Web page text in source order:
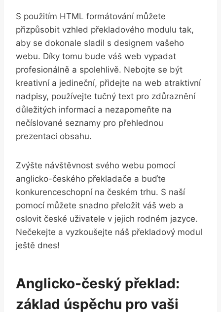
S použitím HTML formátování můžete
přizpůsobit vzhled překladového modulu tak,
aby se dokonale sladil s designem vašeho
webu. Díky tomu bude váš web vypadat
profesionálně a spolehlivě. Nebojte se být
kreativní a jedineční, přidejte na web atraktivní
nadpisy, používejte tučný text pro zdůraznění
důležitých informací a nezapomeňte na
nečíslované seznamy pro přehlednou
prezentaci obsahu.
Zvýšte návštěvnost svého webu pomocí
anglicko-českého překladače a buďte
konkurenceschopní na českém trhu. S naší
pomocí můžete snadno přeložit váš web a
oslovit české uživatele v jejich rodném jazyce.
Nečekejte a vyzkoušejte náš překladový modul
ještě dnes!
Anglicko-český překlad:
základ úspěchu pro vaši